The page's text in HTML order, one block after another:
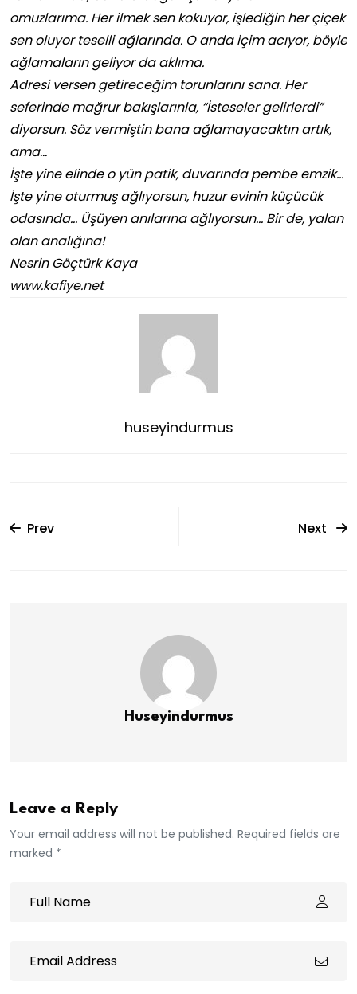
omuzlarıma. Her ilmek sen kokuyor, işlediğin her çiçek
sen oluyor teselli ağlarında. O anda içim acıyor, böyle
ağlamaların geliyor da aklıma.
Adresi versen getireceğim torunlarını sana. Her
seferinde mağrur bakışlarınla, “İsteseler gelirlerdi”
diyorsun. Söz vermiştin bana ağlamayacaktın artık,
ama…
İşte yine elinde o yün patik, duvarında pembe emzik…
İşte yine oturmuş ağlıyorsun, huzur evinin küçücük
odasında… Üşüyen anılarına ağlıyorsun… Bir de, yalan
olan analığına!
Nesrin Göçtürk Kaya
www.kafiye.net
huseyindurmus
Prev Next
Huseyindurmus
Leave a Reply
Your email address will not be published. Required fields are
marked *